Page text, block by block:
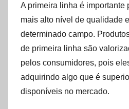
A primeira linha é importante
mais alto nível de qualidade
determinado campo.
de primeira linha são
pelos consumidores, pois
adquirindo algo que é
disponíveis no mercado.